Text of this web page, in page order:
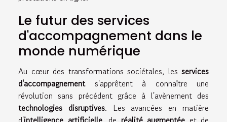
Le futur des services
d'accompagnement dans le
monde numérique
Au cœur des transformations sociétales, les services
d'accompagnements'apprêtent à connaître une
révolution sans précédent grâce à l'avènement des
technologies disruptives. Les avancées en matière